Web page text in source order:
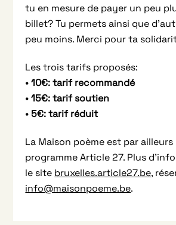
tu en mesure de payer un peu
billet? Tu permets ainsi que
peu moins. Merci pour ta
Les trois tarifs proposés:
• 10€: tarif recommandé
• 15€: tarif soutien
• 5€: tarif réduit
La Maison poème est par
programme Article 27. Plus
le site bruxelles.article27.be,
info@maisonpoeme.be.